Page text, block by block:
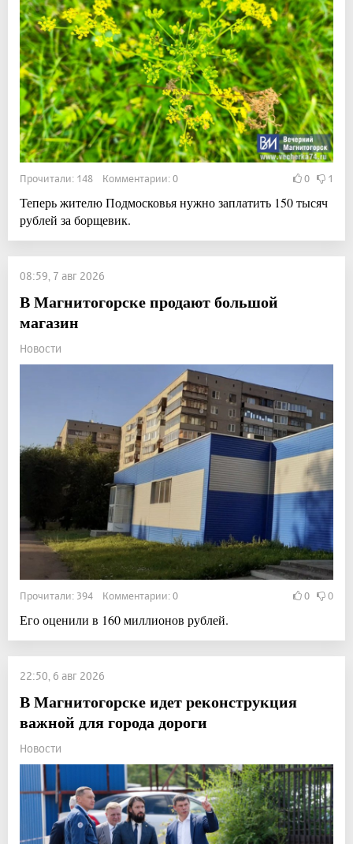
Прочитали: 148 Комментарии: 0 0 1
Теперь жителю Подмосковья нужно заплатить 150 тысяч
рублей за борщевик.
08:59, 7 авг 2026
В Магнитогорске продают большой
магазин
Новости
Прочитали: 394 Комментарии: 0 0 0
Его оценили в 160 миллионов рублей.
22:50, 6 авг 2026
В Магнитогорске идет реконструкция
важной для города дороги
Новости